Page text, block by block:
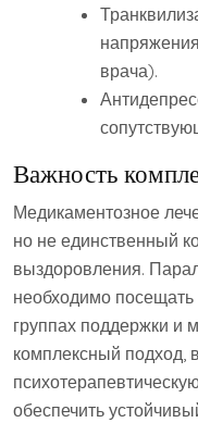
врача).
Важность
Медикаментозное
но не единственный
выздоровления.
необходимо посещать
группах поддержки и
комплексный
обеспечить